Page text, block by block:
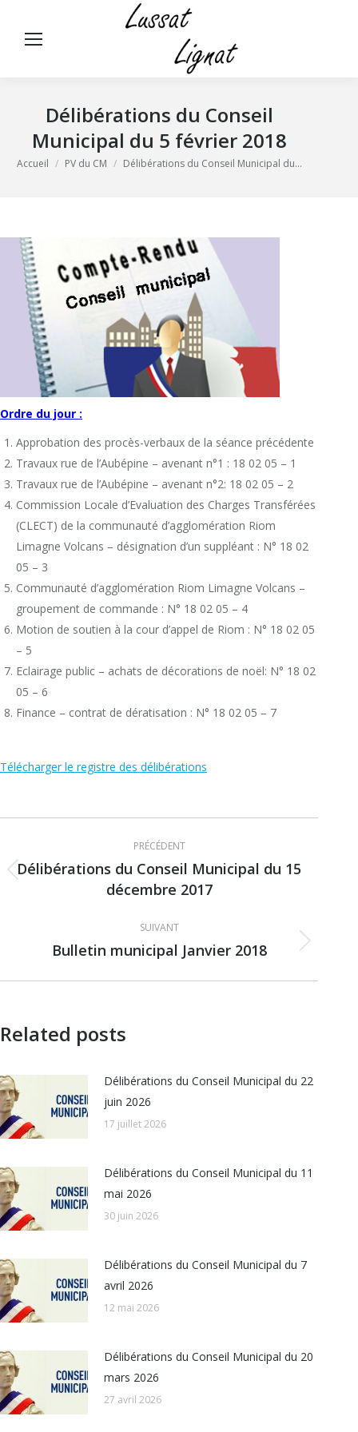
Délibérations du Conseil
Municipal du 5 février 2018
Vous êtes ici :
Accueil PV du CM Délibérations du Conseil Municipal du…
Ordre du jour :
Approbation des procès-verbaux de la séance précédente
Travaux rue de l’Aubépine – avenant n°1 : 18 02 05 – 1
Travaux rue de l’Aubépine – avenant n°2: 18 02 05 – 2
Commission Locale d’Evaluation des Charges Transférées
(CLECT) de la communauté d’agglomération Riom
Limagne Volcans – désignation d’un suppléant : N° 18 02
05 – 3
Communauté d’agglomération Riom Limagne Volcans –
groupement de commande : N° 18 02 05 – 4
Motion de soutien à la cour d’appel de Riom : N° 18 02 05
– 5
Eclairage public – achats de décorations de noël: N° 18 02
05 – 6
Finance – contrat de dératisation : N° 18 02 05 – 7
Télécharger le registre des délibérations
Navigation
article
PRÉCÉDENT
Article
précédent
Délibérations du Conseil Municipal du 15
décembre 2017
SUIVANT
Article
Bulletin municipal Janvier 2018
Related posts
Délibérations du Conseil Municipal du 22
juin 2026
17 juillet 2026
Délibérations du Conseil Municipal du 11
mai 2026
30 juin 2026
Délibérations du Conseil Municipal du 7
avril 2026
12 mai 2026
Délibérations du Conseil Municipal du 20
mars 2026
27 avril 2026
Panneau de gestion des cookies